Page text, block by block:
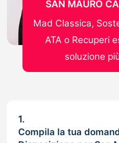
1.
Compila la tua
SAN MAURO
Mad Classica,
ATA o Recuperi
soluzione